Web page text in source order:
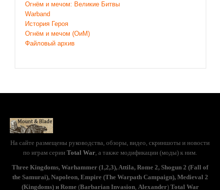
Огнём и мечом: Великие Битвы
Warband
История Героя
Огнём и мечом (ОиМ)
Файловый архив
На сайте размещены руководства, обзоры, видео, скриншоты и новости
по играм серии Total War, а также модификации (моды) к ним.
Three Kingdoms, Warhammer (1,2,3), Attila, Rome 2, Shogun 2 (Fall of
the Samurai), Napoleon, Empire (The Warpath Campaign), Medieval 2
(Kingdoms) и Rome (Barbarian Invasion, Alexander)Total War